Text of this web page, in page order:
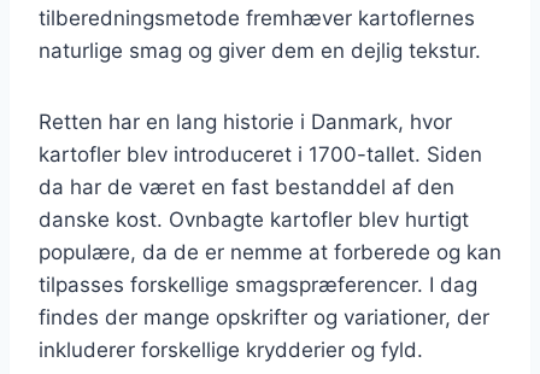
tilberedningsmetode fremhæver kartoflernes
naturlige smag og giver dem en dejlig tekstur.
Retten har en lang historie i Danmark, hvor
kartofler blev introduceret i 1700-tallet. Siden
da har de været en fast bestanddel af den
danske kost. Ovnbagte kartofler blev hurtigt
populære, da de er nemme at forberede og kan
tilpasses forskellige smagspræferencer. I dag
findes der mange opskrifter og variationer, der
inkluderer forskellige krydderier og fyld.